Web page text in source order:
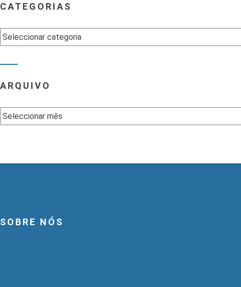
CATEGORIAS
Categorias
ARQUIVO
Arquivo
SOBRE NÓS